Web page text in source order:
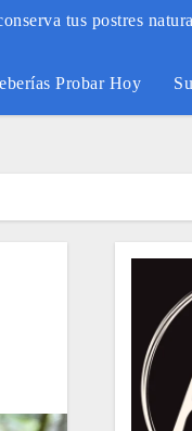
tus postres
Probar Hoy